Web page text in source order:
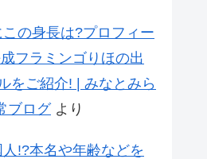
の身長は?プロフィー
フラミンゴりほの出
をご紹介! | みなとみら
ブログより
!?本名や年齢などを